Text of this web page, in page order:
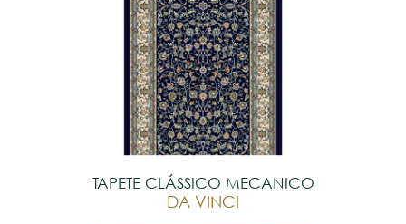
TAPETE CLÁSSICO MECANICO
DA VINCI